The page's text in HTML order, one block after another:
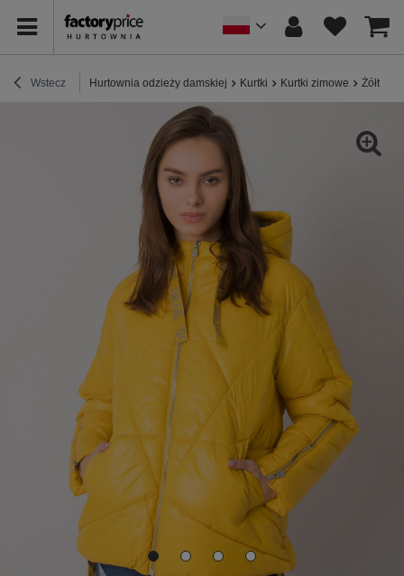
Wstecz Hurtownia odzieży damskiej Kurtki Kurtki zimowe Żółta